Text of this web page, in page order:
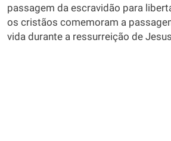
passagem da escravidão para
os cristãos comemoram a
vida durante a ressurreição de